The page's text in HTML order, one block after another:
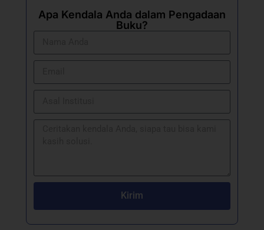
Apa Kendala Anda dalam Pengadaan
Buku?
Kirim